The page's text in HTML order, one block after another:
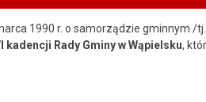
1990 r. o samorządzie gminnym /
kadencji Rady Gminy w Wąpielsku,